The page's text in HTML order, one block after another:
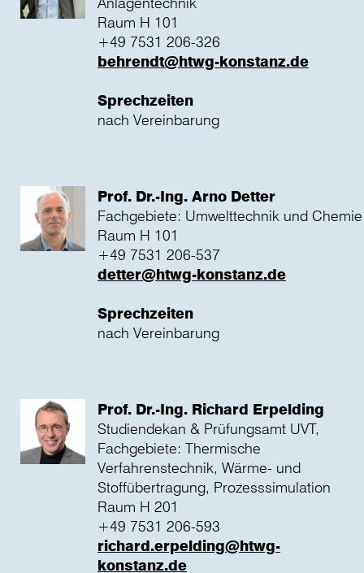
Raum H 101
+49 7531 206-326
behrendt@htwg-konstanz.de
Sprechzeiten
nach Vereinbarung
Prof. Dr.-Ing. Arno Detter
Fachgebiete: Umwelttechnik und Chemie
Raum H 101
+49 7531 206-537
detter@htwg-konstanz.de
Sprechzeiten
nach Vereinbarung
Prof. Dr.-Ing. Richard Erpelding
Studiendekan & Prüfungsamt UVT,
Fachgebiete: Thermische
Verfahrenstechnik, Wärme- und
Stoffübertragung, Prozesssimulation
Raum H 201
+49 7531 206-593
richard.erpelding@htwg-
konstanz.de